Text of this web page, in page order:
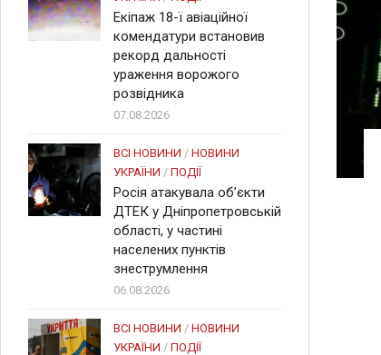
Екіпаж 18-ї авіаційної
комендатури встановив
рекорд дальності
ураження ворожого
розвідника
07.08.2026
ВСІ НОВИНИ / НОВИНИ
УКРАЇНИ / ПОДІЇ
Росія атакувала об’єкти
ДТЕК у Дніпропетровській
області, у частині
населених пунктів
знеструмлення
06.08.2026
ВСІ НОВИНИ / НОВИНИ
УКРАЇНИ / ПОДІЇ